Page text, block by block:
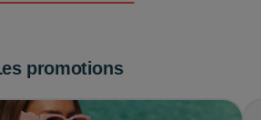
promotions